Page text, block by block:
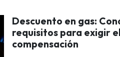
Descuento en gas:
requisitos para exigir
compensación